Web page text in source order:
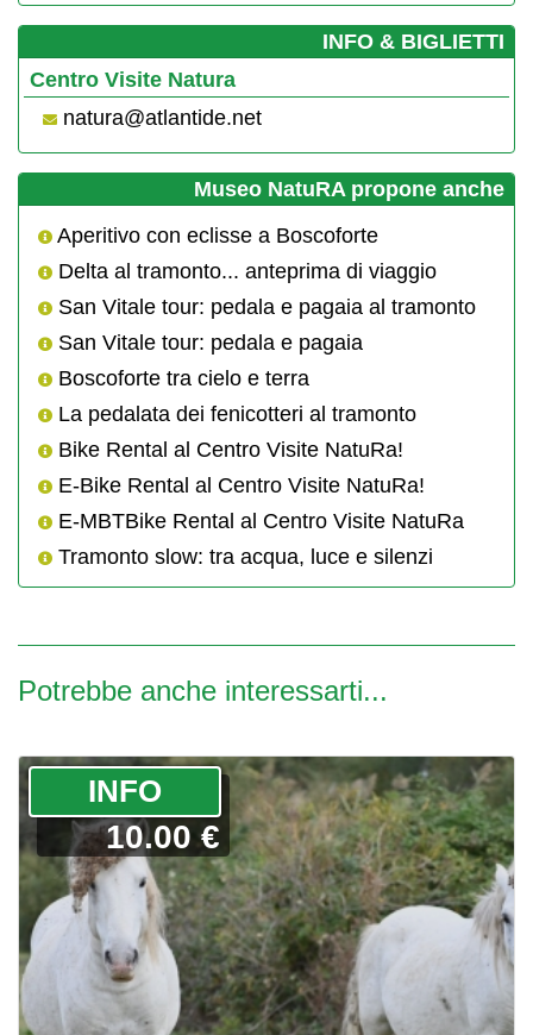
­INFO & BIGLIETTI
Centro Visite Natura
natura@atlantide.net
Museo NatuRA propone anche
Aperitivo con eclisse a Boscoforte
Delta al tramonto... anteprima di viaggio
San Vitale tour: pedala e pagaia al tramonto
San Vitale tour: pedala e pagaia
Boscoforte tra cielo e terra
La pedalata dei fenicotteri al tramonto
Bike Rental al Centro Visite NatuRa!
E-Bike Rental al Centro Visite NatuRa!
E-MBTBike Rental al Centro Visite NatuRa
Tramonto slow: tra acqua, luce e silenzi
Potrebbe anche interessarti...
­INFO
10.00 €